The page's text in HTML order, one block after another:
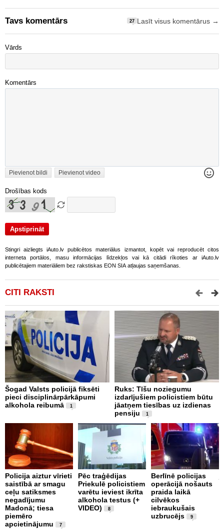
Tavs komentārs 27 Lasīt visus komentārus →
Vārds
Komentārs
Pievienot bildi Pievienot video
Drošības kods
Stingri aizliegts iAuto.lv publicētos materiālus izmantot, kopēt vai reproducēt citos
interneta portālos, masu informācijas līdzekļos vai kā citādi rīkoties ar iAuto.lv
publicētajiem materiāliem bez rakstiskas EON SIA atļaujas saņemšanas.
CITI RAKSTI
Šogad Valsts policijā fiksēti
pieci disciplinārpārkāpumi
alkohola reibumā
1
Ruks: Tīšu noziegumu
izdarījušiem policistiem būtu
jāatņem tiesības uz izdienas
pensiju
1
Policija aiztur vīrieti
saistībā ar smagu
ceļu satiksmes
negadījumu
Madonā; tiesa
piemēro
apcietinājumu
7
Pēc traģēdijas
Priekulē policistiem
varētu ieviest ikrīta
alkohola testus (+
VIDEO)
8
Berlīnē policijas
operācijā nošauts
praida laikā
cilvēkos
iebraukušais
uzbrucējs
9